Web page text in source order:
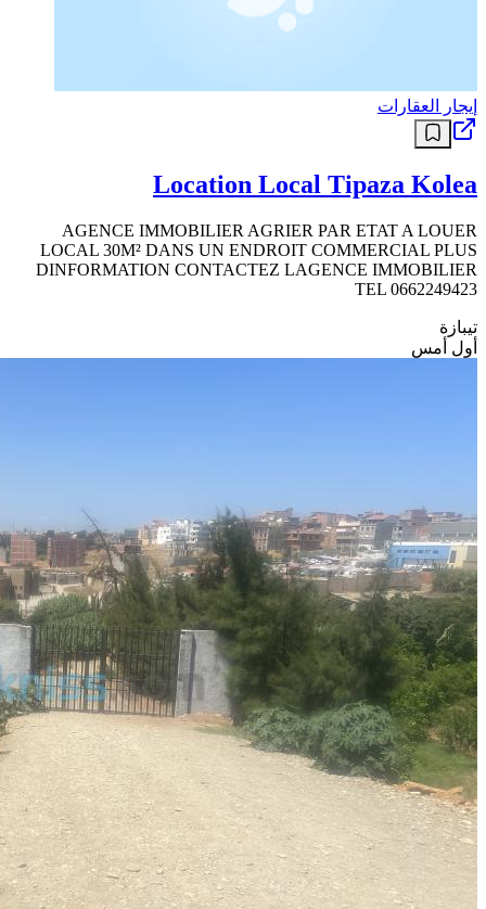
إيجار العقارات
Location Local Tipaza Kolea
AGENCE IMMOBILIER AGRIER PAR ETAT A LOUER
LOCAL 30M² DANS UN ENDROIT COMMERCIAL PLUS
DINFORMATION CONTACTEZ LAGENCE IMMOBILIER
TEL 0662249423
تيبازة
أول أمس